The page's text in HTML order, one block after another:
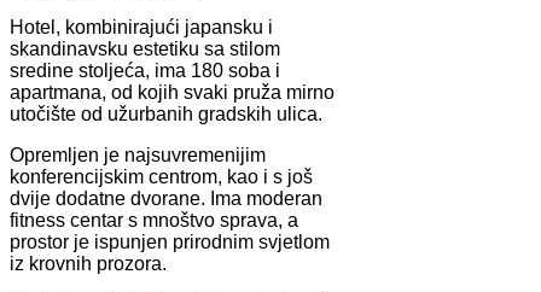
Hotel, kombinirajući japansku i
skandinavsku estetiku sa stilom
sredine stoljeća, ima 180 soba i
apartmana, od kojih svaki pruža mirno
utočište od užurbanih gradskih ulica.
Opremljen je najsuvremenijim
konferencijskim centrom, kao i s još
dvije dodatne dvorane. Ima moderan
fitness centar s mnoštvo sprava, a
prostor je ispunjen prirodnim svjetlom
iz krovnih prozora.